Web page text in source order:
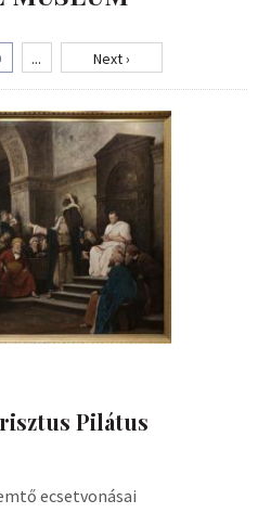
... Next ›
Pilátus
ecsetvonásai